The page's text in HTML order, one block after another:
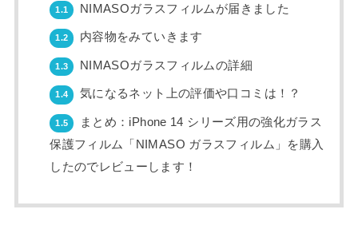
1.1 NIMASOガラスフィルムが届きました
1.2 内容物をみていきます
1.3 NIMASOガラスフィルムの詳細
1.4 気になるネット上の評価や口コミは！？
1.5
まとめ：iPhone 14 シリーズ用の強化ガラス
保護フィルム「NIMASO ガラスフィルム」を購入
したのでレビューします！